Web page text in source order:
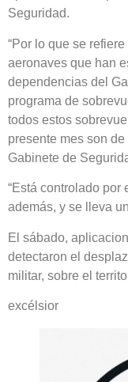
Seguridad.
“Por lo que se
aeronaves que han
dependencias del
programa de
todos estos
presente mes son
Gabinete de
“Está controlado
además, y se lleva
El sábado,
detectaron el
militar, sobre el
excélsior